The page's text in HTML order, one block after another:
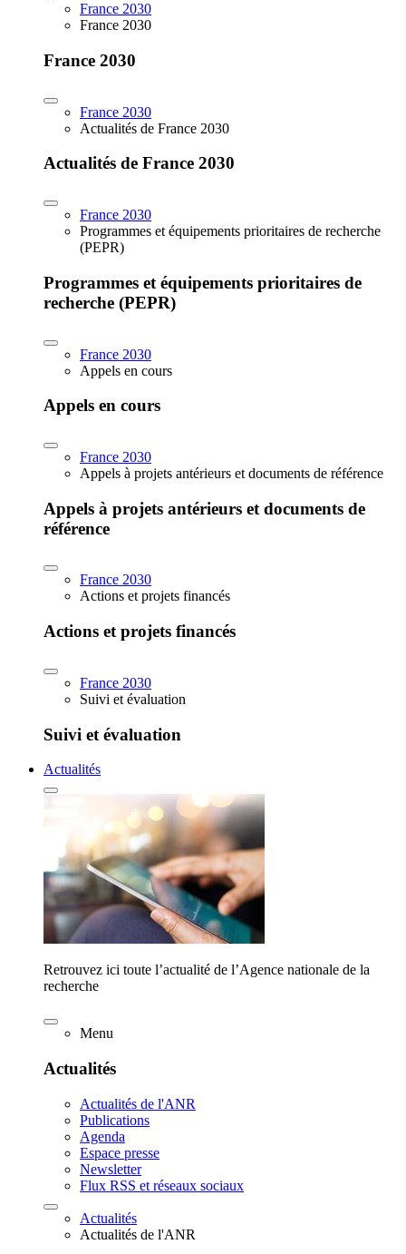
France 2030
France 2030
France 2030
France 2030
Actualités de France 2030
Actualités de France 2030
France 2030
Programmes et équipements prioritaires de recherche
(PEPR)
Programmes et équipements prioritaires de
recherche (PEPR)
France 2030
Appels en cours
Appels en cours
France 2030
Appels à projets antérieurs et documents de référence
Appels à projets antérieurs et documents de
référence
France 2030
Actions et projets financés
Actions et projets financés
France 2030
Suivi et évaluation
Suivi et évaluation
Actualités
Retrouvez ici toute l’actualité de l’Agence nationale de la
recherche
Menu
Actualités
Actualités de l'ANR
Publications
Agenda
Espace presse
Newsletter
Flux RSS et réseaux sociaux
Actualités
Actualités de l'ANR